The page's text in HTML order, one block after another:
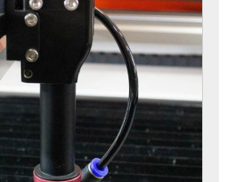
a laser
a laser